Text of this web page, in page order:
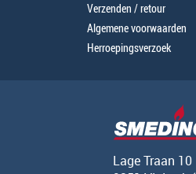
Verzenden / retour
Algemene voorwaarden
Herroepingsverzoek
Lage Traan 10